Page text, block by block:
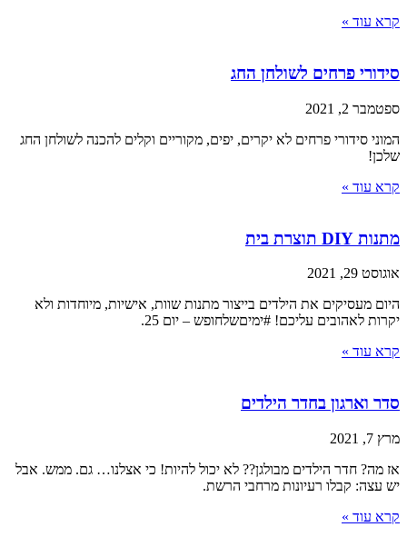
קרא עוד »
סידורי פרחים לשולחן החג
ספטמבר 2, 2021
המוני סידורי פרחים לא יקרים, יפים, מקוריים וקלים להכנה לשולחן החג
שלכן!
קרא עוד »
מתנות DIY תוצרת בית
אוגוסט 29, 2021
היום מעסיקים את הילדים בייצור מתנות שוות, אישיות, מיוחדות ולא
יקרות לאהובים עליכם! #ימיםשלחופש – יום 25.
קרא עוד »
סדר וארגון בחדר הילדים
מרץ 7, 2021
אז מה? חדר הילדים מבולגן?? לא יכול להיות! כי אצלנו… גם. ממש. אבל
יש עצה: קבלו רעיונות מרחבי הרשת.
קרא עוד »